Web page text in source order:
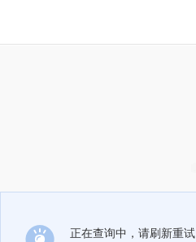
正在查询中，请刷新重试